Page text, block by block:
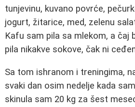
tunjevinu, kuvano povrće,
jogurt, žitarice, med, zelenu
Kafu sam pila sa mlekom, a čaj
pila nikakve sokove, čak ni
Sa tom ishranom i treningima,
svaki dan osim nedelje kada
skinula sam 20 kg za šest